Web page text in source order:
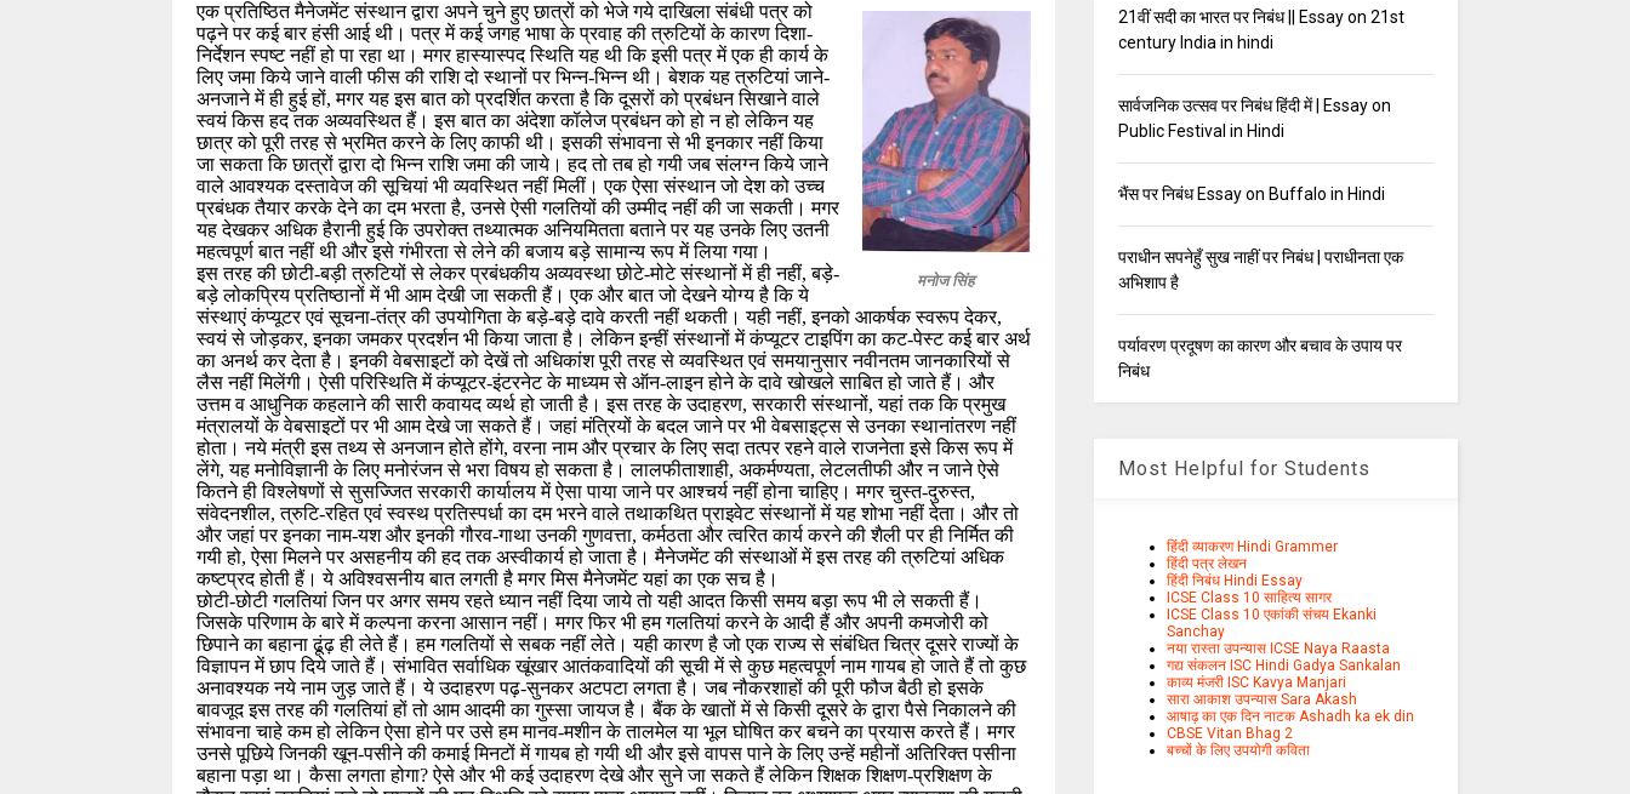
मनोज सिंह
एक प्रतिष्ठित मैनेजमेंट संस्थान द्वारा अपने चुने हुए छात्रों को भेजे गये दाखिला संबंधी पत्र को
पढ़ने पर कई बार हंसी आई थी। पत्र में कई जगह भाषा के प्रवाह की त्रुटियों के कारण दिशा-
निर्देशन स्पष्ट नहीं हो पा रहा था। मगर हास्यास्पद स्थिति यह थी कि इसी पत्र में एक ही कार्य के
लिए जमा किये जाने वाली फीस की राशि दो स्थानों पर भिन्न-भिन्न थी। बेशक यह त्रुटियां जाने-
अनजाने में ही हुई हों, मगर यह इस बात को प्रदर्शित करता है कि दूसरों को प्रबंधन सिखाने वाले
स्वयं किस हद तक अव्यवस्थित हैं। इस बात का अंदेशा कॉलेज प्रबंधन को हो न हो लेकिन यह
छात्र को पूरी तरह से भ्रमित करने के लिए काफी थी। इसकी संभावना से भी इनकार नहीं किया
जा सकता कि छात्रों द्वारा दो भिन्न राशि जमा की जाये। हद तो तब हो गयी जब संलग्न किये जाने
वाले आवश्यक दस्तावेज की सूचियां भी व्यवस्थित नहीं मिलीं। एक ऐसा संस्थान जो देश को उच्च
प्रबंधक तैयार करके देने का दम भरता है, उनसे ऐसी गलतियों की उम्मीद नहीं की जा सकती। मगर
यह देखकर अधिक हैरानी हुई कि उपरोक्त तथ्यात्मक अनियमितता बताने पर यह उनके लिए उतनी
महत्वपूर्ण बात नहीं थी और इसे गंभीरता से लेने की बजाय बड़े सामान्य रूप में लिया गया।
इस तरह की छोटी-बड़ी त्रुटियों से लेकर प्रबंधकीय अव्यवस्था छोटे-मोटे संस्थानों में ही नहीं, बड़े-
बड़े लोकप्रिय प्रतिष्ठानों में भी आम देखी जा सकती हैं। एक और बात जो देखने योग्य है कि ये
संस्थाएं कंप्यूटर एवं सूचना-तंत्र की उपयोगिता के बड़े-बड़े दावे करती नहीं थकती। यही नहीं, इनको आकर्षक स्वरूप देकर,
स्वयं से जोड़कर, इनका जमकर प्रदर्शन भी किया जाता है। लेकिन इन्हीं संस्थानों में कंप्यूटर टाइपिंग का कट-पेस्ट कई बार अर्थ
का अनर्थ कर देता है। इनकी वेबसाइटों को देखें तो अधिकांश पूरी तरह से व्यवस्थित एवं समयानुसार नवीनतम जानकारियों से
लैस नहीं मिलेंगी। ऐसी परिस्थिति में कंप्यूटर-इंटरनेट के माध्यम से ऑन-लाइन होने के दावे खोखले साबित हो जाते हैं। और
उत्तम व आधुनिक कहलाने की सारी कवायद व्यर्थ हो जाती है। इस तरह के उदाहरण, सरकारी संस्थानों, यहां तक कि प्रमुख
मंत्रालयों के वेबसाइटों पर भी आम देखे जा सकते हैं। जहां मंत्रियों के बदल जाने पर भी वेबसाइट्स से उनका स्थानांतरण नहीं
होता। नये मंत्री इस तथ्य से अनजान होते होंगे, वरना नाम और प्रचार के लिए सदा तत्पर रहने वाले राजनेता इसे किस रूप में
लेंगे, यह मनोविज्ञानी के लिए मनोरंजन से भरा विषय हो सकता है। लालफीताशाही, अकर्मण्यता, लेटलतीफी और न जाने ऐसे
कितने ही विश्लेषणों से सुसज्जित सरकारी कार्यालय में ऐसा पाया जाने पर आश्चर्य नहीं होना चाहिए। मगर चुस्त-दुरुस्त,
संवेदनशील, त्रुटि-रहित एवं स्वस्थ प्रतिस्पर्धा का दम भरने वाले तथाकथित प्राइवेट संस्थानों में यह शोभा नहीं देता। और तो
और जहां पर इनका नाम-यश और इनकी गौरव-गाथा उनकी गुणवत्ता, कर्मठता और त्वरित कार्य करने की शैली पर ही निर्मित की
गयी हो, ऐसा मिलने पर असहनीय की हद तक अस्वीकार्य हो जाता है। मैनेजमेंट की संस्थाओं में इस तरह की त्रुटियां अधिक
कष्टप्रद होती हैं। ये अविश्वसनीय बात लगती है मगर मिस मैनेजमेंट यहां का एक सच है।
छोटी-छोटी गलतियां जिन पर अगर समय रहते ध्यान नहीं दिया जाये तो यही आदत किसी समय बड़ा रूप भी ले सकती हैं।
जिसके परिणाम के बारे में कल्पना करना आसान नहीं। मगर फिर भी हम गलतियां करने के आदी हैं और अपनी कमजोरी को
छिपाने का बहाना ढूंढ़ ही लेते हैं। हम गलतियों से सबक नहीं लेते। यही कारण है जो एक राज्य से संबंधित चित्र दूसरे राज्यों के
विज्ञापन में छाप दिये जाते हैं। संभावित सर्वाधिक खूंखार आतंकवादियों की सूची में से कुछ महत्वपूर्ण नाम गायब हो जाते हैं तो कुछ
अनावश्यक नये नाम जुड़ जाते हैं। ये उदाहरण पढ़-सुनकर अटपटा लगता है। जब नौकरशाहों की पूरी फौज बैठी हो इसके
बावजूद इस तरह की गलतियां हों तो आम आदमी का गुस्सा जायज है। बैंक के खातों में से किसी दूसरे के द्वारा पैसे निकालने की
संभावना चाहे कम हो लेकिन ऐसा होने पर उसे हम मानव-मशीन के तालमेल या भूल घोषित कर बचने का प्रयास करते हैं। मगर
उनसे पूछिये जिनकी खून-पसीने की कमाई मिनटों में गायब हो गयी थी और इसे वापस पाने के लिए उन्हें महीनों अतिरिक्त पसीना
बहाना पड़ा था। कैसा लगता होगा? ऐसे और भी कई उदाहरण देखे और सुने जा सकते हैं लेकिन शिक्षक शिक्षण-प्रशिक्षण के
21वीं सदी का भारत पर निबंध || Essay on 21st
century India in hindi
सार्वजनिक उत्सव पर निबंध हिंदी में | Essay on
Public Festival in Hindi
भैंस पर निबंध Essay on Buffalo in Hindi
पराधीन सपनेहुँ सुख नाहीं पर निबंध | पराधीनता एक
अभिशाप है
पर्यावरण प्रदूषण का कारण और बचाव के उपाय पर
निबंध
Most Helpful for Students
हिंदी व्याकरण Hindi Grammer
हिंदी पत्र लेखन
हिंदी निबंध Hindi Essay
ICSE Class 10 साहित्य सागर
ICSE Class 10 एकांकी संचय Ekanki
Sanchay
नया रास्ता उपन्यास ICSE Naya Raasta
गद्य संकलन ISC Hindi Gadya Sankalan
काव्य मंजरी ISC Kavya Manjari
सारा आकाश उपन्यास Sara Akash
आषाढ़ का एक दिन नाटक Ashadh ka ek din
CBSE Vitan Bhag 2
बच्चों के लिए उपयोगी कविता